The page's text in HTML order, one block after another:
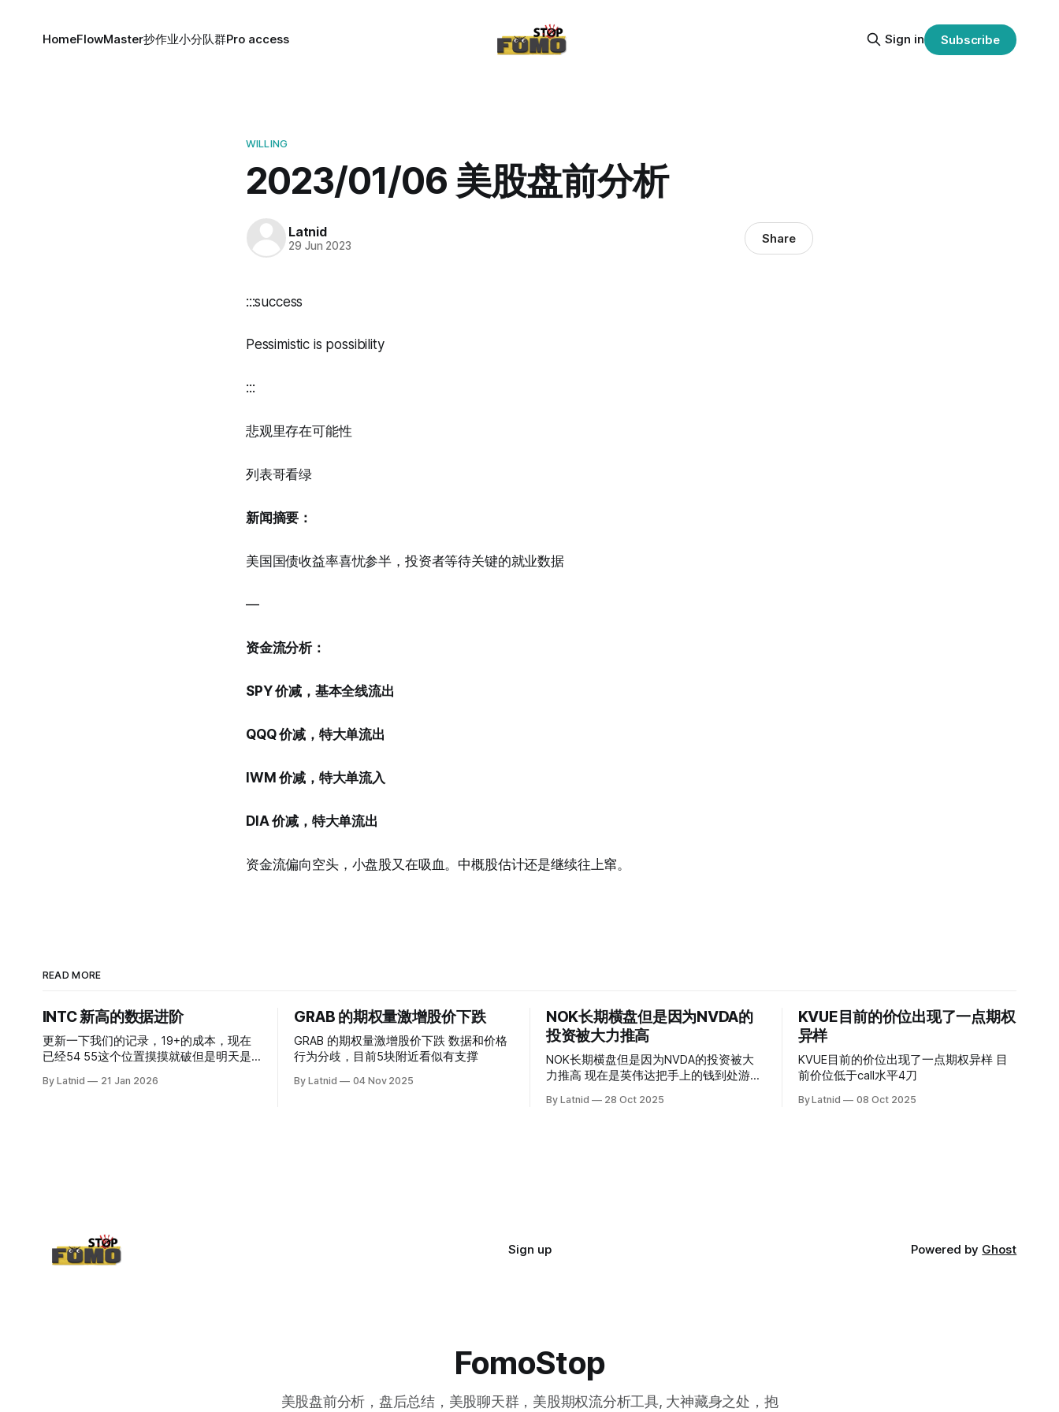
HomeFlowMaster抄作业小分队群Pro access Sign in Subscribe
WILLING
2023/01/06 美股盘前分析
Latnid
29 Jun 2023 Share
:::success
Pessimistic is possibility
:::
悲观里存在可能性
列表哥看绿
新闻摘要：
美国国债收益率喜忧参半，投资者等待关键的就业数据
—
资金流分析：
SPY 价减，基本全线流出
QQQ 价减，特大单流出
IWM 价减，特大单流入
DIA 价减，特大单流出
资金流偏向空头，小盘股又在吸血。中概股估计还是继续往上窜。
READ MORE
INTC 新高的数据进阶
更新一下我们的记录，19+的成本，现在
已经54 55这个位置摸摸就破但是明天是
而应该谨慎，数据很明显偏向多头，47的
By Latnid 21 Jan 2026
GRAB 的期权量激增股价下跌
GRAB 的期权量激增股价下跌 数据和价格
行为分歧，目前5块附近看似有支撑
By Latnid 04 Nov 2025
NOK长期横盘但是因为NVDA的
投资被大力推高
NOK长期横盘但是因为NVDA的投资被大
力推高 现在是英伟达把手上的钱到处游走
By Latnid 28 Oct 2025
KVUE目前的价位出现了一点期权
异样
KVUE目前的价位出现了一点期权异样 目
前价位低于call水平4刀
By Latnid 08 Oct 2025
Sign up Powered by Ghost
FomoStop
美股盘前分析，盘后总结，美股聊天群，美股期权流分析工具, 大神藏身之处，抱